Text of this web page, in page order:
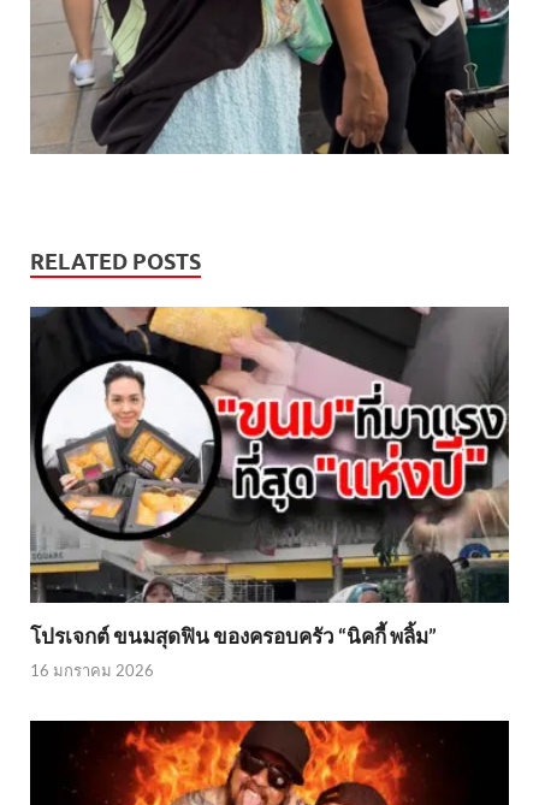
RELATED POSTS
โปรเจกต์ ขนมสุดฟิน ของครอบครัว “นิคกี้ พลิ้ม”
16 มกราคม 2026